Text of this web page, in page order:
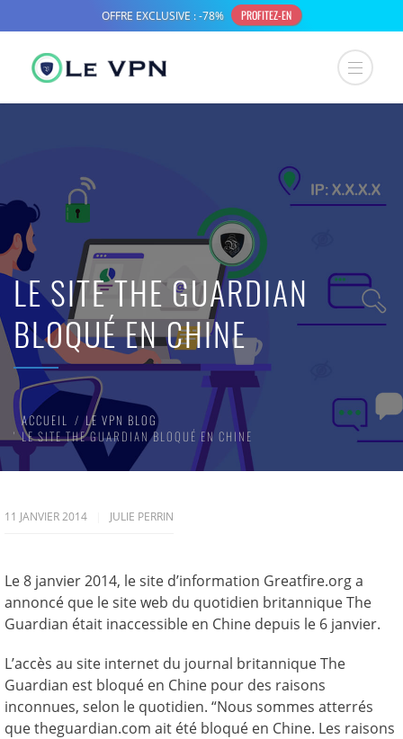
LE SITE THE GUARDIAN
BLOQUÉ EN CHINE
ACCUEIL
LE VPN BLOG
LE SITE THE GUARDIAN BLOQUÉ EN CHINE
11 JANVIER 2014 JULIE PERRIN
Le 8 janvier 2014, le site d’information Greatfire.org a
annoncé que le site web du quotidien britannique The
Guardian était inaccessible en Chine depuis le 6 janvier.
L’accès au site internet du journal britannique The
Guardian est bloqué en Chine pour des raisons
inconnues, selon le quotidien. “Nous sommes atterrés
que theguardian.com ait été bloqué en Chine. Les raisons